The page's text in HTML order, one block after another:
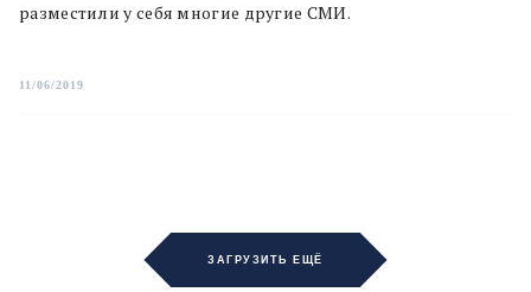
разместили у себя многие другие СМИ.
11/06/2019
ЗАГРУЗИТЬ ЕЩЁ